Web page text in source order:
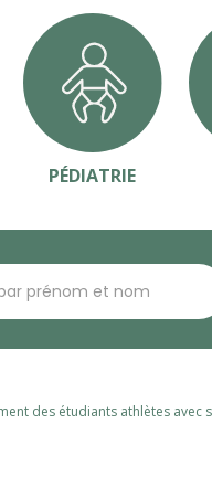
PÉDIATRIE
des étudiants athlètes